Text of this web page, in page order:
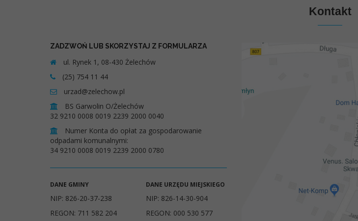
Kontakt
ZADZWOŃ LUB SKORZYSTAJ Z FORMULARZA
ul. Rynek 1, 08-430 Żelechów
(25) 754 11 44
urzad@zelechow.pl
BS Garwolin O/Żelechów
32 9210 0008 0019 2239 2000 0040
Numer Konta do opłat za gospodarowanie
odpadami komunalnymi:
34 9210 0008 0019 2239 2000 0780
DANE GMINY
NIP: 826-20-37-238
REGON: 711 582 204
DANE URZĘDU MIEJSKIEGO
NIP: 826-14-30-904
REGON: 000 530 577